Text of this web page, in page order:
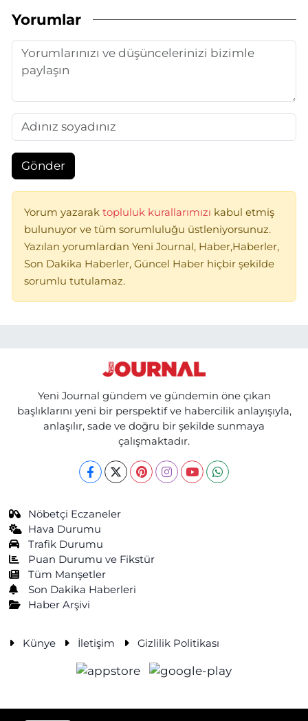
Yorumlar
Gönder
Yorum yazarak topluluk kurallarımızı kabul etmiş
bulunuyor ve tüm sorumluluğu üstleniyorsunuz.
Yazılan yorumlardan Yeni Journal, Haber,Haberler,
Son Dakika Haberler, Güncel Haber hiçbir şekilde
sorumlu tutulamaz.
Yeni Journal gündem ve gündemin öne çıkan
başlıklarını yeni bir perspektif ve habercilik anlayışıyla,
anlaşılır, sade ve doğru bir şekilde sunmaya
çalışmaktadır.
Nöbetçi Eczaneler
Hava Durumu
Trafik Durumu
Puan Durumu ve Fikstür
Tüm Manşetler
Son Dakika Haberleri
Haber Arşivi
Künye İletişim Gizlilik Politikası